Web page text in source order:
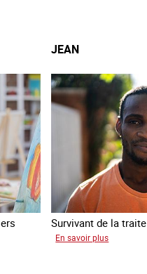
JEAN
Survivant de la traite
En savoir plus